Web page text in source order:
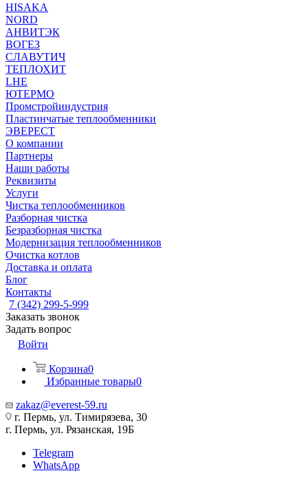
HISAKA
NORD
АНВИТЭК
ВОГЕЗ
СЛАВУТИЧ
ТЕПЛОХИТ
LHE
ЮТЕРМО
Промстройиндустрия
Пластинчатые теплообменники
ЭВЕРЕСТ
О компании
Партнеры
Наши работы
Реквизиты
Услуги
Чистка теплообменников
Разборная чистка
Безразборная чистка
Модернизация теплообменников
Очистка котлов
Доставка и оплата
Блог
Контакты
7 (342) 299-5-999
Заказать звонок
Задать вопрос
Войти
Корзина0
Избранные товары0
zakaz@everest-59.ru
г. Пермь, ул. Тимирязева, 30
г. Пермь, ул. Рязанская, 19Б
Telegram
WhatsApp